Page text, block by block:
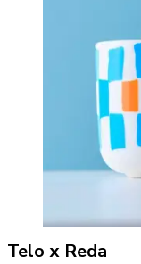
Telo х Reda